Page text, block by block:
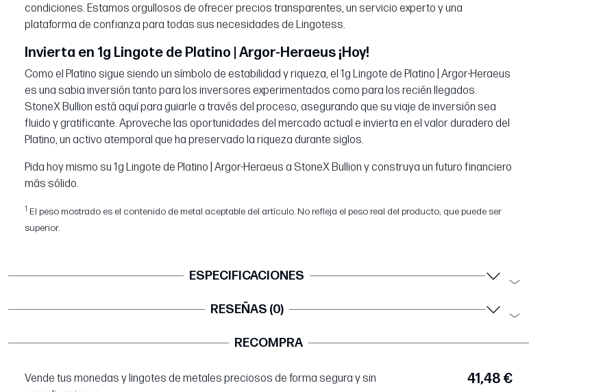
condiciones. Estamos orgullosos de ofrecer precios transparentes, un servicio experto y una
plataforma de confianza para todas sus necesidades de Lingotess.
Invierta en 1g Lingote de Platino | Argor-Heraeus ¡Hoy!
Como el Platino sigue siendo un símbolo de estabilidad y riqueza, el 1g Lingote de Platino | Argor-Heraeus
es una sabia inversión tanto para los inversores experimentados como para los recién llegados.
StoneX Bullion está aquí para guiarle a través del proceso, asegurando que su viaje de inversión sea
fluido y gratificante. Aproveche las oportunidades del mercado actual e invierta en el valor duradero del
Platino, un activo atemporal que ha preservado la riqueza durante siglos.
Pida hoy mismo su 1g Lingote de Platino | Argor-Heraeus a StoneX Bullion y construya un futuro financiero
más sólido.
1 El peso mostrado es el contenido de metal aceptable del artículo. No refleja el peso real del producto, que puede ser
superior.
ESPECIFICACIONES
RESEÑAS (0)
RECOMPRA
41,48 €
Vende tus monedas y lingotes de metales preciosos de forma segura y sin